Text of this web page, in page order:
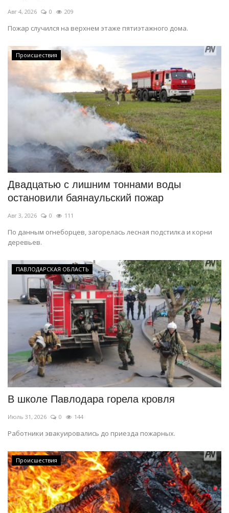
Авг 4, 2026 0 209
Пожар случился на верхнем этаже пятиэтажного дома.
Происшествия
Двадцатью с лишним тоннами воды
остановили баянаульский пожар
Авг 3, 2026 0 111
По данным огнеборцев, загорелась лесная подстилка и корни
деревьев.
ПАВЛОДАРСКАЯ ОБЛАСТЬ
В школе Павлодара горела кровля
Июль 31, 2026 0 144
Работники эвакуировались до приезда пожарных.
Происшествия